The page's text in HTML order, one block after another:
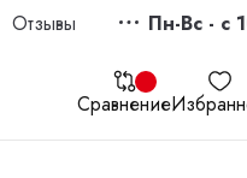
Отзывы Пн-Вс - c
Сравнение